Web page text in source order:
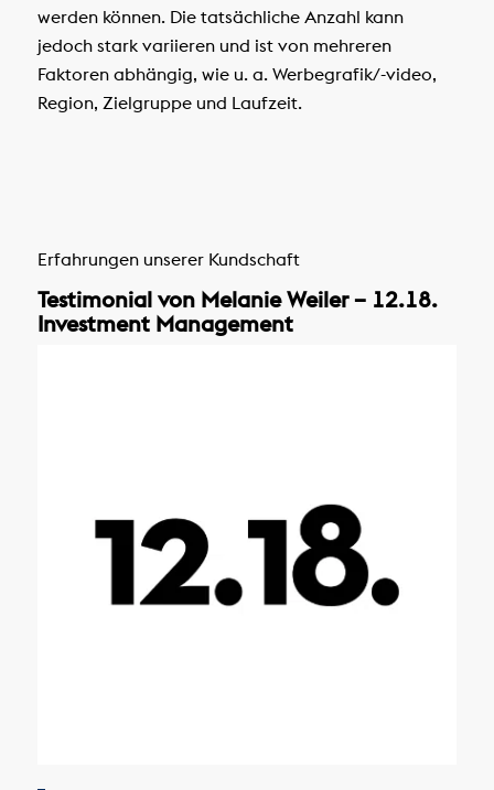
werden können. Die tatsächliche Anzahl kann
jedoch stark variieren und ist von mehreren
Faktoren abhängig, wie u. a. Werbegrafik/-video,
Region, Zielgruppe und Laufzeit.
Erfahrungen unserer Kundschaft
Testimonial von Melanie Weiler – 12.18.
Investment Management